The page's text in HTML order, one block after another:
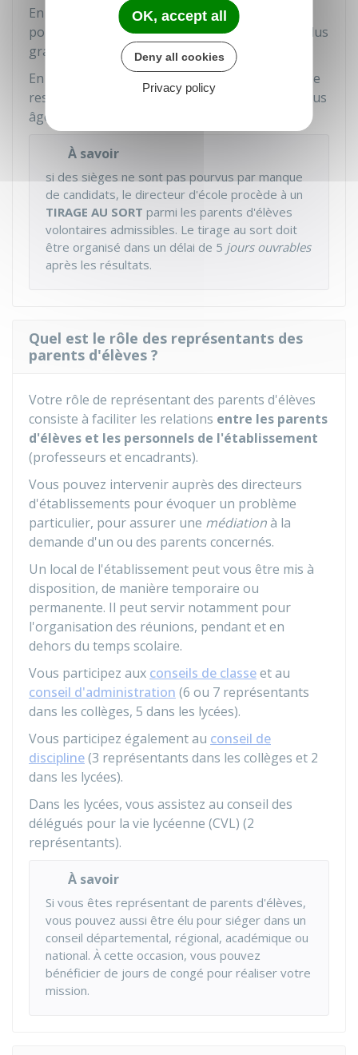
En cas d'égalité des restes, le siège restant à
pourvoir est attribué à la liste qui a obtenu le plus
grand nombre de suffrages.
En cas d'égalité du nombre de suffrages, le siège
restant à pourvoir est attribué au candidat le plus
âgé.
À savoir
si des sièges ne sont pas pourvus par manque
de candidats, le directeur d'école procède à un
TIRAGE AU SORT parmi les parents d'élèves
volontaires admissibles. Le tirage au sort doit
être organisé dans un délai de 5 jours ouvrables
après les résultats.
Quel est le rôle des représentants des
parents d'élèves ?
Votre rôle de représentant des parents d'élèves
consiste à faciliter les relations entre les parents
d'élèves et les personnels de l'établissement
(professeurs et encadrants).
Vous pouvez intervenir auprès des directeurs
d'établissements pour évoquer un problème
particulier, pour assurer une médiationà la
demande d'un ou des parents concernés.
Un local de l'établissement peut vous être mis à
disposition, de manière temporaire ou
permanente. Il peut servir notamment pour
l'organisation des réunions, pendant et en
dehors du temps scolaire.
Vous participez aux conseils de classeet au
conseil d'administration (6 ou 7 représentants
dans les collèges, 5 dans les lycées).
Vous participez également au conseil de
discipline(3 représentants dans les collèges et 2
dans les lycées).
Dans les lycées, vous assistez au conseil des
délégués pour la vie lycéenne (CVL) (2
représentants).
À savoir
Si vous êtes représentant de parents d'élèves,
vous pouvez aussi être élu pour siéger dans un
conseil départemental, régional, académique ou
national. À cette occasion, vous pouvez
bénéficier de jours de congé pour réaliser votre
mission.
OK, accept all
Deny all cookies
Privacy policy